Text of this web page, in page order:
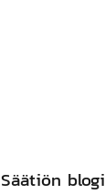
Säätiön blogi